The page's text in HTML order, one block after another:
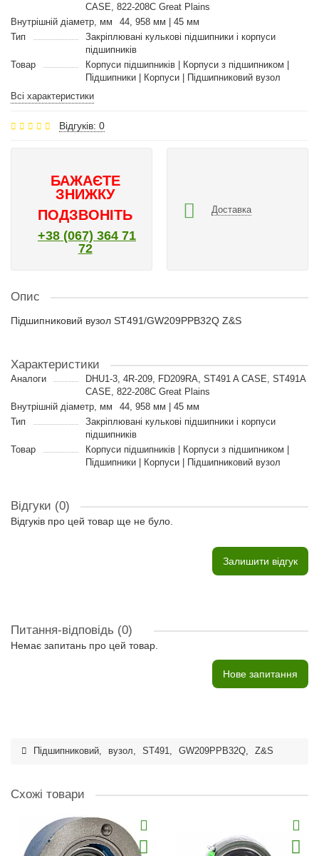
CASE, 822-208C Great Plains
Внутрішній діаметр, мм
44, 958 мм | 45 мм
Тип
Закріплювані кулькові підшипники і корпуси
підшипників
Товар
Корпуси підшипників | Корпуси з підшипником |
Підшипники | Корпуси | Підшипниковий вузол
Всі характеристики
Відгуків: 0
БАЖАЄТЕ
ЗНИЖКУ
ПОДЗВОНІТЬ
+38 (067) 364 71
72
Доставка
Опис
Підшипниковий вузол ST491/GW209PPB32Q Z&S
Характеристики
Аналоги
DHU1-3, 4R-209, FD209RA, ST491 A CASE, ST491A
CASE, 822-208C Great Plains
Внутрішній діаметр, мм
44, 958 мм | 45 мм
Тип
Закріплювані кулькові підшипники і корпуси
підшипників
Товар
Корпуси підшипників | Корпуси з підшипником |
Підшипники | Корпуси | Підшипниковий вузол
Відгуки (0)
Відгуків про цей товар ще не було.
Залишити відгук
Питання-відповідь (0)
Немає запитань про цей товар.
Нове запитання
Підшипниковий, вузол, ST491, GW209PPB32Q, Z&S
Схожі товари